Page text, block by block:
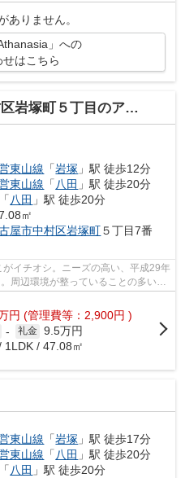
ありません。
」への
はこちら
塚町５丁目のアパート
東山線 「岩塚 」駅 徒歩12分
東山線 「 八田 」駅 徒歩20分
「 八田 」駅 徒歩20分
㎡
屋市中村区岩塚町５丁目7番
イチオシ。ニーズの高い、平成29年
周辺環境が整っていることの多い、
円 (管理費等：2,900円 )
- 礼金 9.5万円
1LDK / 47.08㎡
東山線 「岩塚 」駅 徒歩17分
東山線 「八田 」駅 徒歩20分
「八田 」駅 徒歩20分